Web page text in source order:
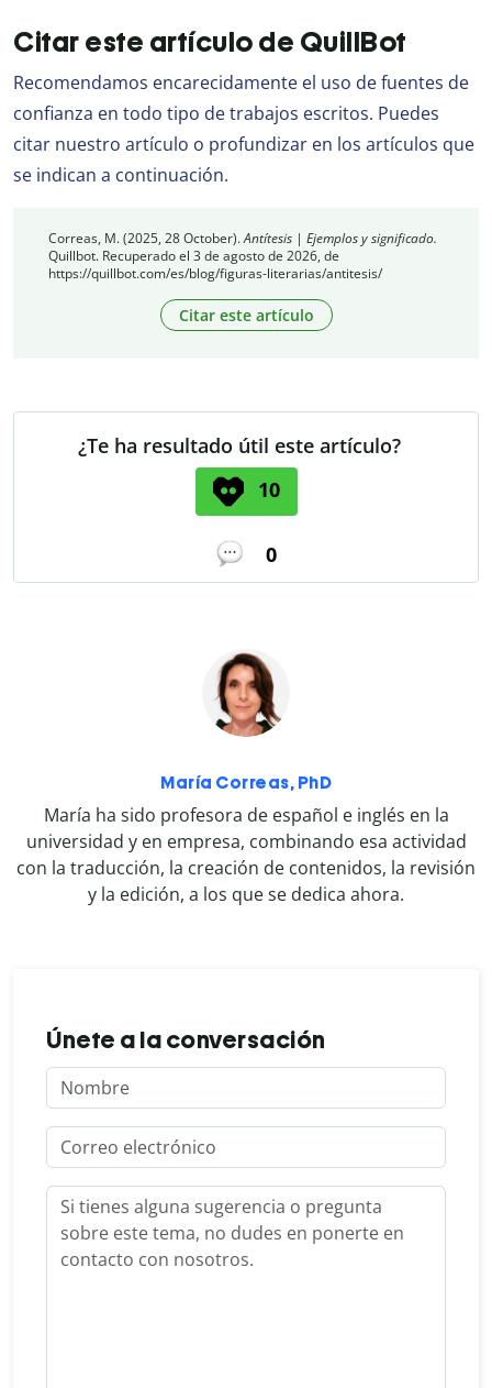
Citar este artículo de QuillBot
Recomendamos encarecidamente el uso de fuentes de
confianza en todo tipo de trabajos escritos. Puedes
citar nuestro artículo o profundizar en los artículos que
se indican a continuación.
Correas, M. (2025, 28 October).Antítesis | Ejemplos y significado.
Quillbot. Recuperado el 3 de agosto de 2026, de
https://quillbot.com/es/blog/figuras-literarias/antitesis/
Citar este artículo
¿Te ha resultado útil este artículo?
10
0
María Correas, PhD
María ha sido profesora de español e inglés en la
universidad y en empresa, combinando esa actividad
con la traducción, la creación de contenidos, la revisión
y la edición, a los que se dedica ahora.
Únete a la conversación